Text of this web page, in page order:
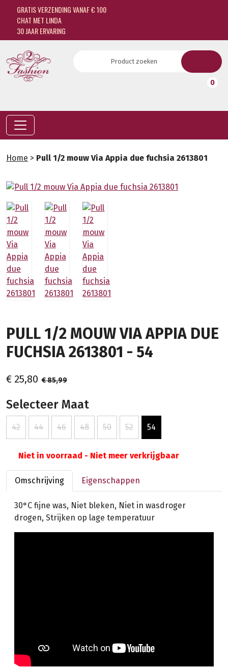
GRATIS VERZENDING VANAF € 100
CHAT MET LINDA
30 JAAR ERVARING
0
Home > Pull 1/2 mouw Via Appia due fuchsia 2613801
PULL 1/2 MOUW VIA APPIA DUE
FUCHSIA 2613801 - 54
€ 25,80 € 85,99
Selecteer Maat
42 44 46 48 50 52 54
Niet in voorraad - Niet meer verkrijgbaar
Omschrijving Eigenschappen
30°C fijne was, Niet bleken, Niet in wasdroger
drogen, Strijken op lage temperatuur